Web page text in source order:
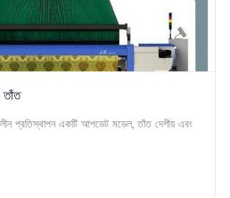
একটি আপডেট মডেল, তাঁত দেশীয় এবং